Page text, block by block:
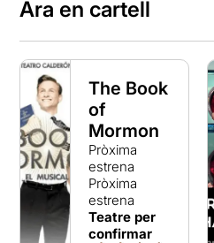
Ara en cartell
The Book
of
Mormon
Pròxima
estrena
Pròxima
estrena
Teatre per
confirmar